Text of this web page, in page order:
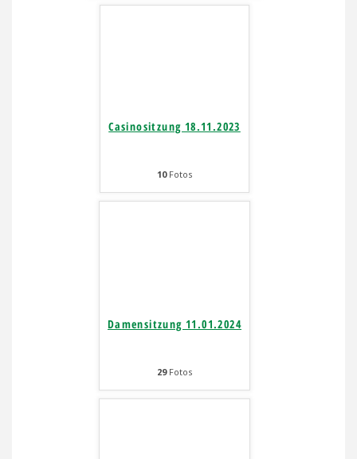
Casinositzung 18.11.2023
10Fotos
Damensitzung 11.01.2024
29Fotos